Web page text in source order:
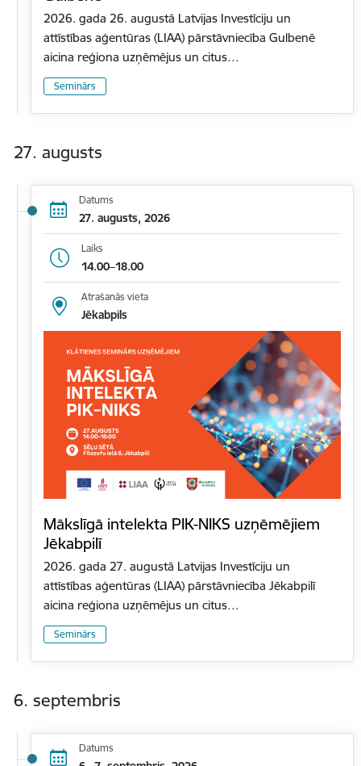
2026. gada 26. augustā Latvijas Investīciju un
attīstības aģentūras (LIAA) pārstāvniecība Gulbenē
aicina reģiona uzņēmējus un citus…
Seminārs
27. augusts
Datums
27. augusts, 2026
Laiks
14.00–18.00
Atrašanās vieta
Jēkabpils
Mākslīgā intelekta PIK-NIKS uzņēmējiem
Jēkabpilī
2026. gada 27. augustā Latvijas Investīciju un
attīstības aģentūras (LIAA) pārstāvniecība Jēkabpilī
aicina reģiona uzņēmējus un citus…
Seminārs
6. septembris
Datums